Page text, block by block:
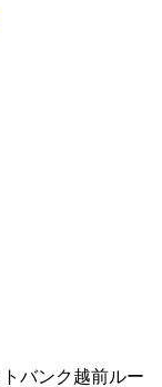
バンク越前ルー